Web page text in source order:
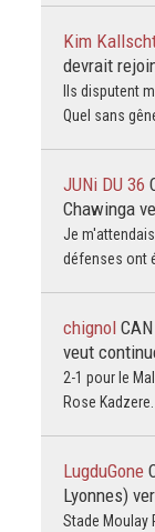
Kim
devrait
Ils disputent
Quel sans
JUNi DU 36
Chawinga
Je
défenses ont
chignol
veut
2-1 pour le
Rose
LugduGone
Lyonnes)
Stade Moulay